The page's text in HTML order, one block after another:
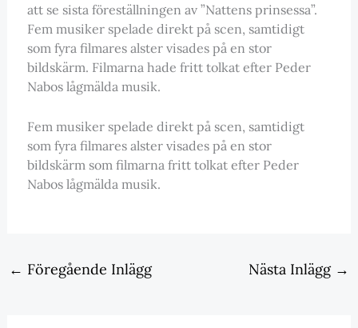
att se sista föreställningen av ”Nattens prinsessa”.
Fem musiker spelade direkt på scen, samtidigt
som fyra filmares alster visades på en stor
bildskärm. Filmarna hade fritt tolkat efter Peder
Nabos lågmälda musik.
Fem musiker spelade direkt på scen, samtidigt
som fyra filmares alster visades på en stor
bildskärm som filmarna fritt tolkat efter Peder
Nabos lågmälda musik.
← Föregående Inlägg Nästa Inlägg →